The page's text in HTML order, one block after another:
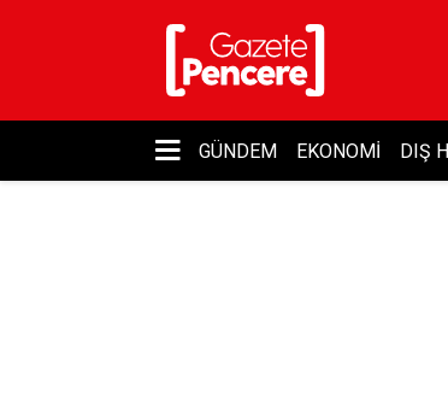
GÜNDEM EKONOMI DIŞ